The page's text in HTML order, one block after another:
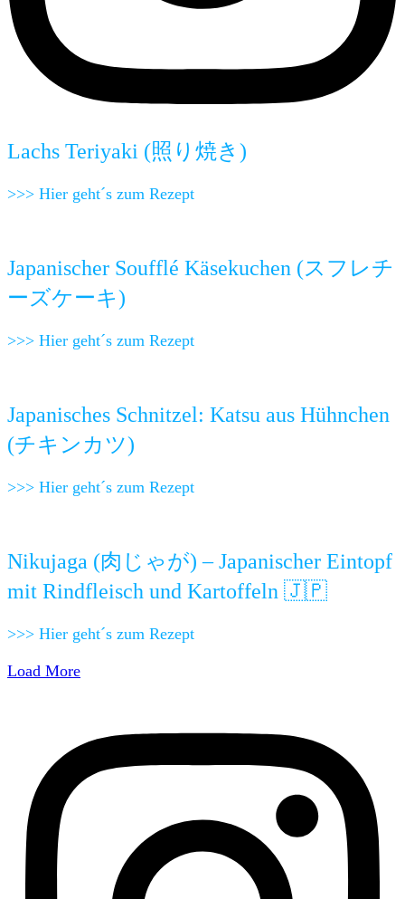
Lachs Teriyaki (照り焼き)
>>> Hier geht´s zum Rezept
Japanischer Soufflé Käsekuchen (スフレチ
ーズケーキ)
>>> Hier geht´s zum Rezept
Japanisches Schnitzel: Katsu aus Hühnchen
(チキンカツ)
>>> Hier geht´s zum Rezept
Nikujaga (肉じゃが) – Japanischer Eintopf
mit Rindfleisch und Kartoffeln 🇯🇵
>>> Hier geht´s zum Rezept
Load More